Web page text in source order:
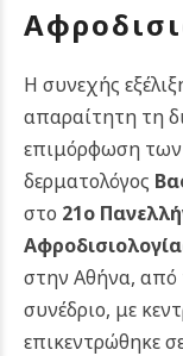
Η συνεχής
απαραίτητη τη
επιμόρφωση των
δερματολόγος
στο 21ο
στην Αθήνα, από
συνέδριο, με
επικεντρώθηκε